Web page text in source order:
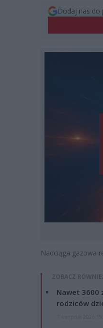
Dodaj nas do
Nadciąga gazowa
ZOBACZ
Nawet 3600
rodziców